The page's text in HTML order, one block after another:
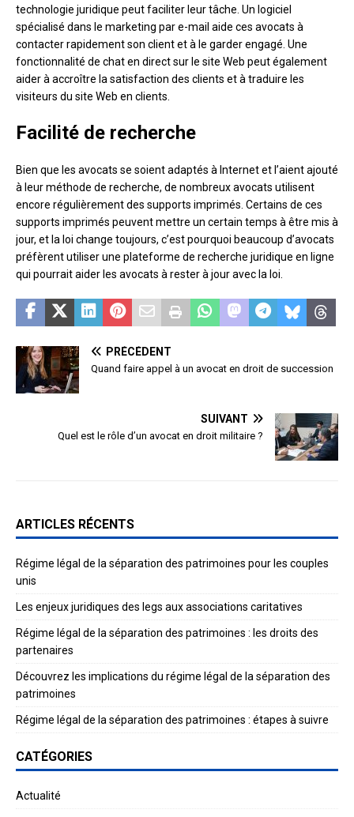
technologie juridique peut faciliter leur tâche. Un logiciel
spécialisé dans le marketing par e-mail aide ces avocats à
contacter rapidement son client et à le garder engagé. Une
fonctionnalité de chat en direct sur le site Web peut également
aider à accroître la satisfaction des clients et à traduire les
visiteurs du site Web en clients.
Facilité de recherche
Bien que les avocats se soient adaptés à Internet et l’aient ajouté
à leur méthode de recherche, de nombreux avocats utilisent
encore régulièrement des supports imprimés. Certains de ces
supports imprimés peuvent mettre un certain temps à être mis à
jour, et la loi change toujours, c’est pourquoi beaucoup d’avocats
préfèrent utiliser une plateforme de recherche juridique en ligne
qui pourrait aider les avocats à rester à jour avec la loi.
PRÉCÉDENT
Quand faire appel à un avocat en droit de succession
SUIVANT
Quel est le rôle d’un avocat en droit militaire ?
ARTICLES RÉCENTS
Régime légal de la séparation des patrimoines pour les couples
unis
Les enjeux juridiques des legs aux associations caritatives
Régime légal de la séparation des patrimoines : les droits des
partenaires
Découvrez les implications du régime légal de la séparation des
patrimoines
Régime légal de la séparation des patrimoines : étapes à suivre
CATÉGORIES
Actualité